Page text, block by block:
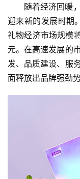
随着经济回暖
迎来新的发展时期
礼物经济市场规模
元。在高速发展的
发、品质建设、服
面释放出品牌强劲